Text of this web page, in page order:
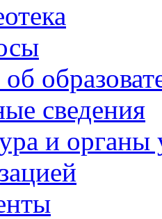
сведения
и органы